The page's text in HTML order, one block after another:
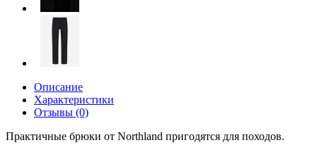
Описание
Характеристики
Отзывы (0)
Практичные брюки от Northland пригодятся для походов.